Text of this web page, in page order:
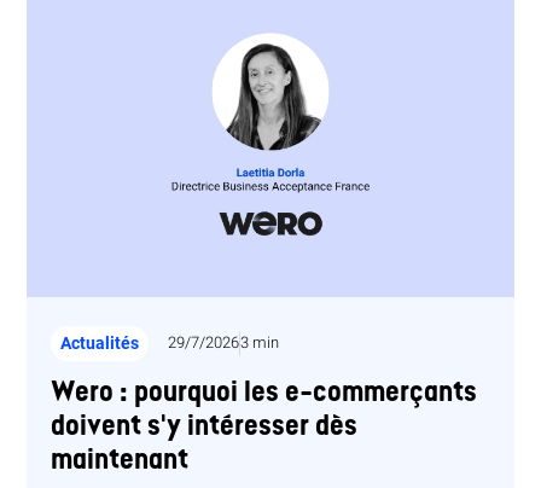
Actualités 29/7/20263 min
Wero : pourquoi les e-commerçants
doivent s'y intéresser dès
maintenant